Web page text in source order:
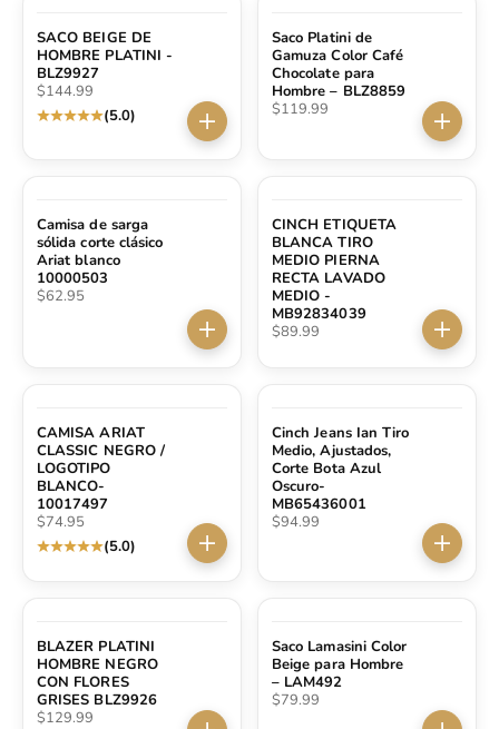
SACO BEIGE DE
HOMBRE PLATINI -
BLZ9927
Precio de oferta
$144.99
(5.0)
Elige opciones
Saco Platini de
Gamuza Color Café
Chocolate para
Hombre – BLZ8859
Precio de oferta
$119.99
Elige
Camisa de sarga
sólida corte clásico
Ariat blanco
10000503
Precio de oferta
$62.95
Elige opciones
CINCH ETIQUETA
BLANCA TIRO
MEDIO PIERNA
RECTA LAVADO
MEDIO -
MB92834039
Precio de oferta
$89.99 Elige
CAMISA ARIAT
CLASSIC NEGRO /
LOGOTIPO
BLANCO-
10017497
Precio de oferta
$74.95
(5.0)
Elige opciones
Cinch Jeans Ian Tiro
Medio, Ajustados,
Corte Bota Azul
Oscuro-
MB65436001
Precio de oferta
$94.99
Elige
BLAZER PLATINI
HOMBRE NEGRO
CON FLORES
GRISES BLZ9926
Precio de oferta
$129.99
Saco Lamasini Color
Beige para Hombre
– LAM492
Precio de oferta
$79.99